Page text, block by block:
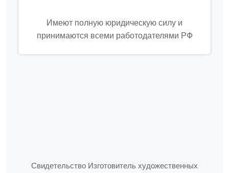
Имеют полную юридическую силу и
принимаются всеми работодателями РФ
Свидетельство Изготовитель художественных